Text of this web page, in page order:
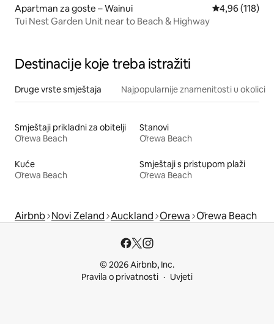
Apartman za goste – Wainui Prosječna
4,96 (118)
Tui Nest Garden Unit near to Beach & Highway
Destinacije koje treba istražiti
Druge vrste smještaja Najpopularnije znamenitosti u okolici
Smještaji prikladni za obitelji
Ōrewa Beach
Stanovi
Ōrewa Beach
Kuće
Ōrewa Beach
Smještaji s pristupom plaži
Ōrewa Beach
Airbnb Novi Zeland Auckland Orewa Ōrewa Beach
© 2026 Airbnb, Inc.
Pravila o privatnosti
Uvjeti